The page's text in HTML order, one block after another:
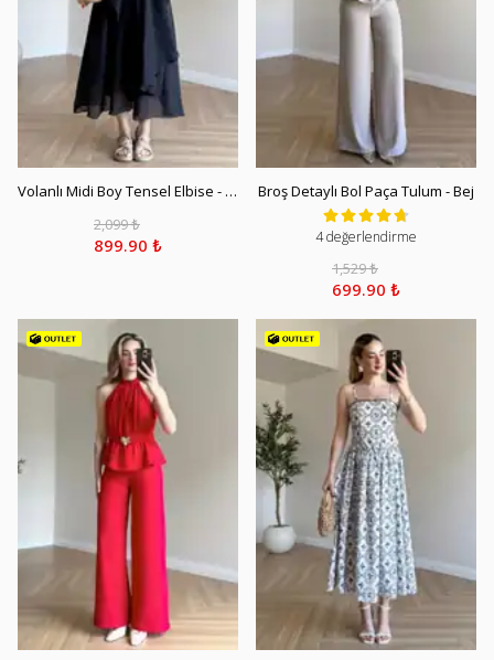
Volanlı Midi Boy Tensel Elbise - Siyah
2,099 ₺
899.90 ₺
Broş Detaylı Bol Paça Tulum - Bej
4 değerlendirme
1,529 ₺
699.90 ₺